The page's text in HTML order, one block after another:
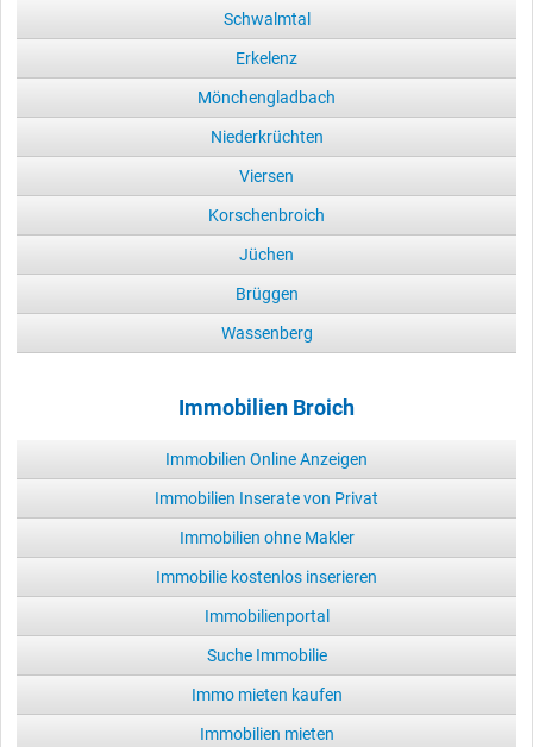
Schwalmtal
Erkelenz
Mönchengladbach
Niederkrüchten
Viersen
Korschenbroich
Jüchen
Brüggen
Wassenberg
Immobilien Broich
Immobilien Online Anzeigen
Immobilien Inserate von Privat
Immobilien ohne Makler
Immobilie kostenlos inserieren
Immobilienportal
Suche Immobilie
Immo mieten kaufen
Immobilien mieten